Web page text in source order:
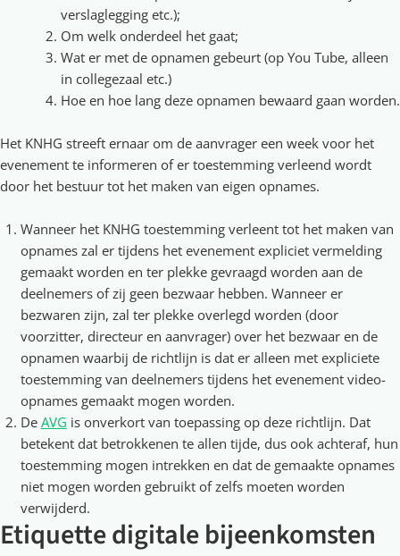
verslaglegging etc.);
Om welk onderdeel het gaat;
Wat er met de opnamen gebeurt (op You Tube, alleen
in collegezaal etc.)
Hoe en hoe lang deze opnamen bewaard gaan worden.
Het KNHG streeft ernaar om de aanvrager een week voor het
evenement te informeren of er toestemming verleend wordt
door het bestuur tot het maken van eigen opnames.
Wanneer het KNHG toestemming verleent tot het maken van
opnames zal er tijdens het evenement expliciet vermelding
gemaakt worden en ter plekke gevraagd worden aan de
deelnemers of zij geen bezwaar hebben. Wanneer er
bezwaren zijn, zal ter plekke overlegd worden (door
voorzitter, directeur en aanvrager) over het bezwaar en de
opnamen waarbij de richtlijn is dat er alleen met expliciete
toestemming van deelnemers tijdens het evenement video-
opnames gemaakt mogen worden.
De AVG is onverkort van toepassing op deze richtlijn. Dat
betekent dat betrokkenen te allen tijde, dus ook achteraf, hun
toestemming mogen intrekken en dat de gemaakte opnames
niet mogen worden gebruikt of zelfs moeten worden
verwijderd.
Etiquette digitale bijeenkomsten